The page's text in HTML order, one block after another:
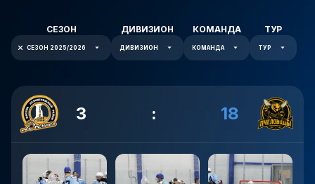
СЕЗОН
СЕЗОН 2025/2026
ДИВИЗИОН
ДИВИЗИОН
КОМАНДА
КОМАНДА
ТУР
ТУР
3 : 18